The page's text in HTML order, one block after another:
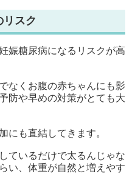
リスク
娠糖尿病になるリスクが高
なくお腹の赤ちゃんにも影
防や早めの対策がとても大
にも直結してきます。
ているだけで太るんじゃな
い、体重が自然と増えやす